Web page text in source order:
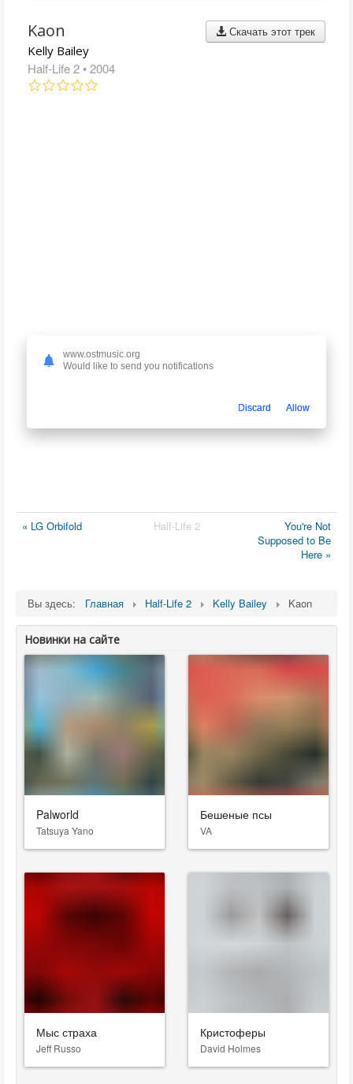
Скачать этот трек
Kaon
Kelly Bailey
Half-Life 2 • 2004
« LG Orbifold Half-Life 2
You're Not
Supposed to Be
Here »
Вы здесь: Главная Half-Life 2 Kelly Bailey Kaon
Новинки на сайте
Palworld
Tatsuya Yano
Бешеные псы
VA
Мыс страха
Jeff Russo
Кристоферы
David Holmes
www.ostmusic.org
Would like to send you notifications
Discard Allow